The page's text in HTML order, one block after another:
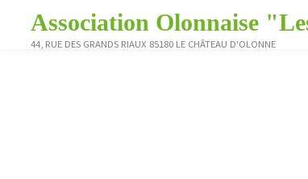
content
Association Olonnaise
44, RUE DES GRANDS RIAUX 85180 LE CHÂTEAU D'OLONNE